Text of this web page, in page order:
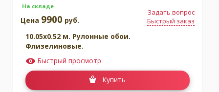
На складе
Задать вопрос
Быстрый заказ
Цена 9900 руб.
10.05x0.52 м. Рулонные обои.
Флизелиновые.
Быстрый просмотр
Купить